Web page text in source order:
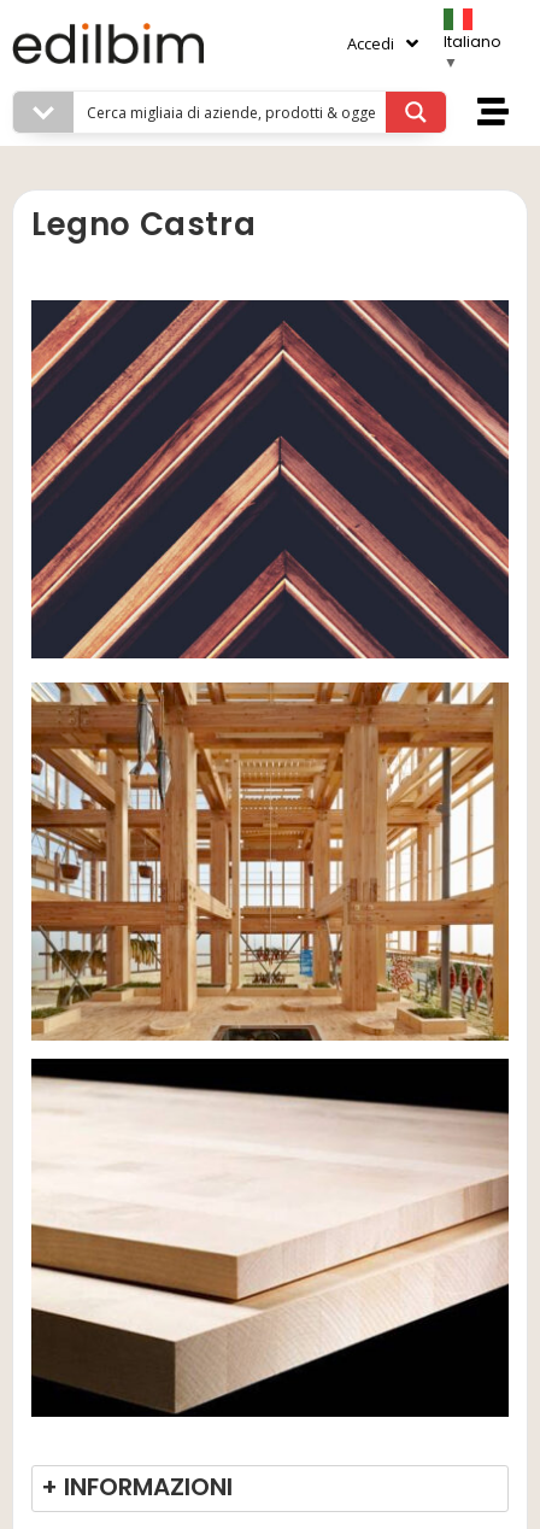
Accedi
Italiano
▼
Legno Castra
+ INFORMAZIONI